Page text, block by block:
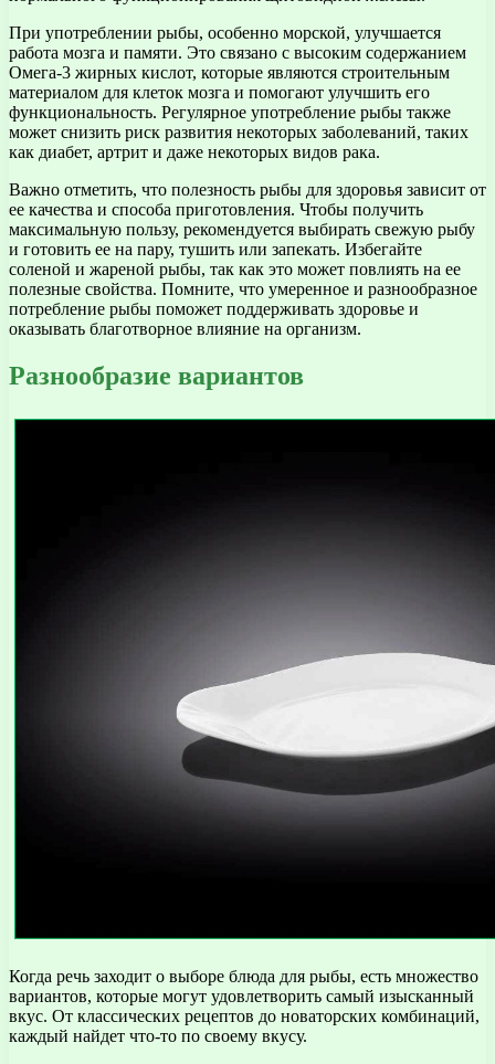
При употреблении рыбы, особенно морской, улучшается
работа мозга и памяти. Это связано с высоким содержанием
Омега-3 жирных кислот, которые являются строительным
материалом для клеток мозга и помогают улучшить его
функциональность. Регулярное употребление рыбы также
может снизить риск развития некоторых заболеваний, таких
как диабет, артрит и даже некоторых видов рака.
Важно отметить, что полезность рыбы для здоровья зависит от
ее качества и способа приготовления. Чтобы получить
максимальную пользу, рекомендуется выбирать свежую рыбу
и готовить ее на пару, тушить или запекать. Избегайте
соленой и жареной рыбы, так как это может повлиять на ее
полезные свойства. Помните, что умеренное и разнообразное
потребление рыбы поможет поддерживать здоровье и
оказывать благотворное влияние на организм.
Разнообразие вариантов
Когда речь заходит о выборе блюда для рыбы, есть множество
вариантов, которые могут удовлетворить самый изысканный
вкус. От классических рецептов до новаторских комбинаций,
каждый найдет что-то по своему вкусу.